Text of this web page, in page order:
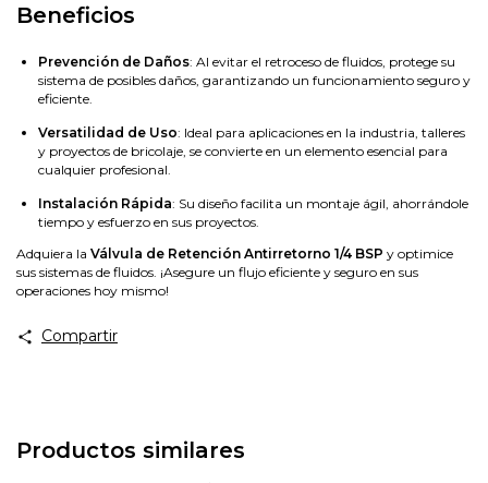
Beneficios
Prevención de Daños: Al evitar el retroceso de fluidos, protege su
sistema de posibles daños, garantizando un funcionamiento seguro y
eficiente.
Versatilidad de Uso: Ideal para aplicaciones en la industria, talleres
y proyectos de bricolaje, se convierte en un elemento esencial para
cualquier profesional.
Instalación Rápida: Su diseño facilita un montaje ágil, ahorrándole
tiempo y esfuerzo en sus proyectos.
Adquiera la Válvula de Retención Antirretorno 1/4 BSP y optimice
sus sistemas de fluidos. ¡Asegure un flujo eficiente y seguro en sus
operaciones hoy mismo!
Compartir
Productos similares